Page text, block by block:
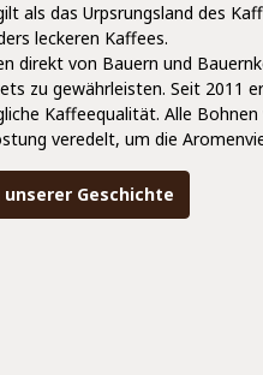
als das Urpsrungsland des
leckeren Kaffees.
direkt von Bauern und
zu gewährleisten. Seit 2011
Kaffeequalität. Alle
veredelt, um die
unserer Geschichte